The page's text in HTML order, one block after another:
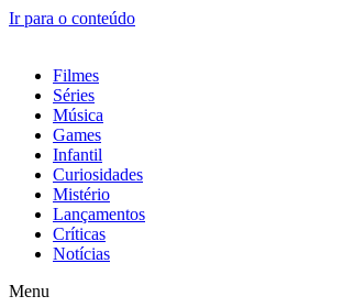
Ir para o conteúdo
Filmes
Séries
Música
Games
Infantil
Curiosidades
Mistério
Lançamentos
Críticas
Notícias
Menu